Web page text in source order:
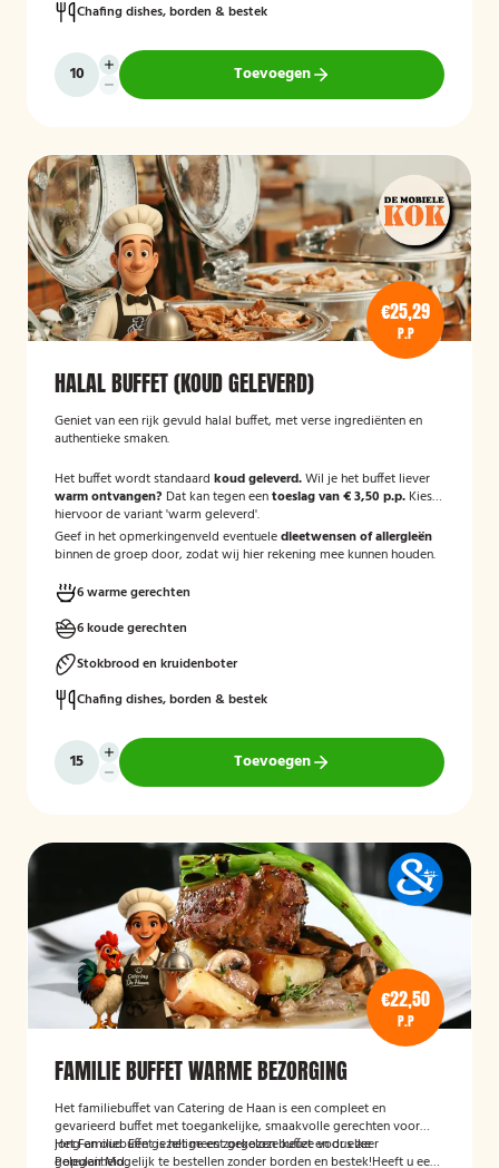
Chafing dishes, borden & bestek
Toevoegen
€25,29
P.P
HALAL BUFFET (KOUD GELEVERD)
Geniet van een rijk gevuld halal buffet, met verse ingrediënten en
authentieke smaken.
Het buffet wordt standaard koud geleverd.Wil je het buffet liever
warm ontvangen? Dat kan tegen eentoeslag van € 3,50 p.p. Kies
hiervoor de variant 'warm geleverd'.
Geef in het opmerkingenveld eventueledieetwensen of allergieën
binnen de groep door, zodat wij hier rekening mee kunnen houden.
6 warme gerechten
6 koude gerechten
Stokbrood en kruidenboter
Chafing dishes, borden & bestek
Toevoegen
€22,50
P.P
FAMILIE BUFFET WARME BEZORGING
Het familiebuffet van Catering de Haan is een compleet en
gevarieerd buffet met toegankelijke, smaakvolle gerechten voor
jong en oud. Een gezellige en zorgeloze keuze voor elke
gelegenheid.
Het Familiebuffet is het meest gekozen buffet en dus zeer
Populair.Mogelijk te bestellen zonder borden en bestek!Heeft u een